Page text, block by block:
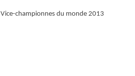
Vice-championnes du monde 2013